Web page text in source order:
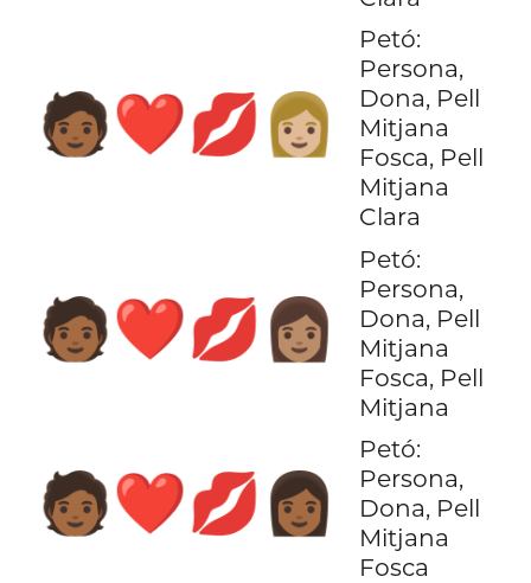
🧑🏾‍❤️‍💋‍👩🏼
Petó:
Persona,
Dona, Pell
Mitjana
Fosca, Pell
Mitjana
Clara
🧑🏾‍❤️‍💋‍👩🏽
Petó:
Persona,
Dona, Pell
Mitjana
Fosca, Pell
Mitjana
🧑🏾‍❤️‍💋‍👩🏾
Petó:
Persona,
Dona, Pell
Mitjana
Fosca